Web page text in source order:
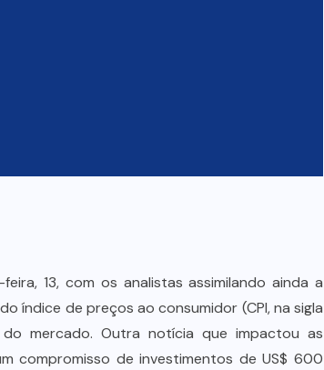
13, com os analistas assimilando ainda a
índice de preços ao consumidor (CPI, na sigla
mercado. Outra notícia que impactou as
compromisso de investimentos de US$ 600